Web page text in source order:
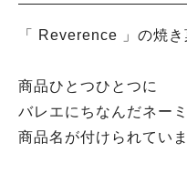
「 Reverence 」の焼き
商品ひとつひとつに
バレエにちなんだネー
商品名が付けられていま